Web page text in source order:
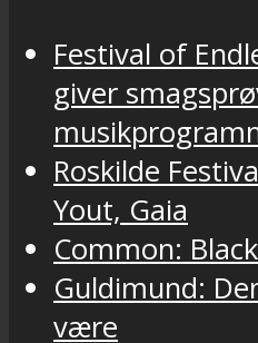
Festival of
giver
Roskilde
Yout, Gaia
Common:
Guldimund:
være